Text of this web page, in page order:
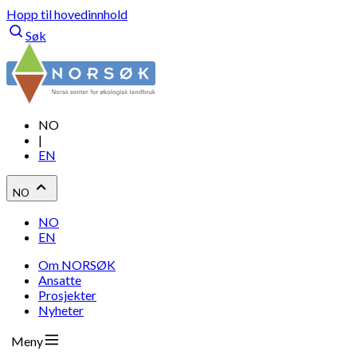
Hopp til hovedinnhold
Søk
NO
|
EN
NO
NO
EN
Om NORSØK
Ansatte
Prosjekter
Nyheter
Meny